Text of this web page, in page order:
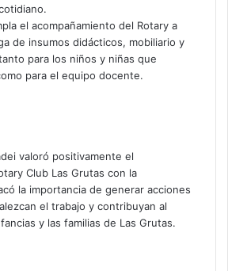
el acompañamiento del Rotary a
de insumos didácticos, mobiliario y
para los niños y niñas que
para el equipo docente.
valoró positivamente el
Club Las Grutas con la
la importancia de generar acciones
el trabajo y contribuyan al
y las familias de Las Grutas.